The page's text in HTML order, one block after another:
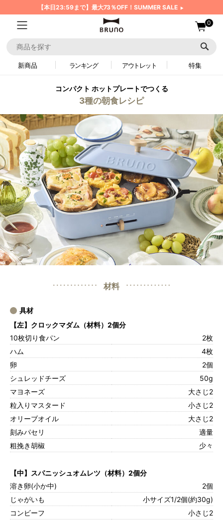
【本日23:59まで】最大73％OFF！SUMMER SALE
0
新商品 ランキング アウトレット 特集
コンパクト ホットプレートでつくる
3種の朝食レシピ
材料
具材
【左】クロックマダム（材料）2個分
10枚切り食パン
2枚
ハム
4枚
卵
2個
シュレッドチーズ
50g
マヨネーズ
大さじ2
粒入りマスタード
小さじ2
オリーブオイル
大さじ2
刻みパセリ
適量
粗挽き胡椒
少々
【中】スパニッシュオムレツ（材料）2個分
溶き卵(小か中)
2個
じゃがいも
小サイズ1/2個(約30g)
コンビーフ
小さじ2